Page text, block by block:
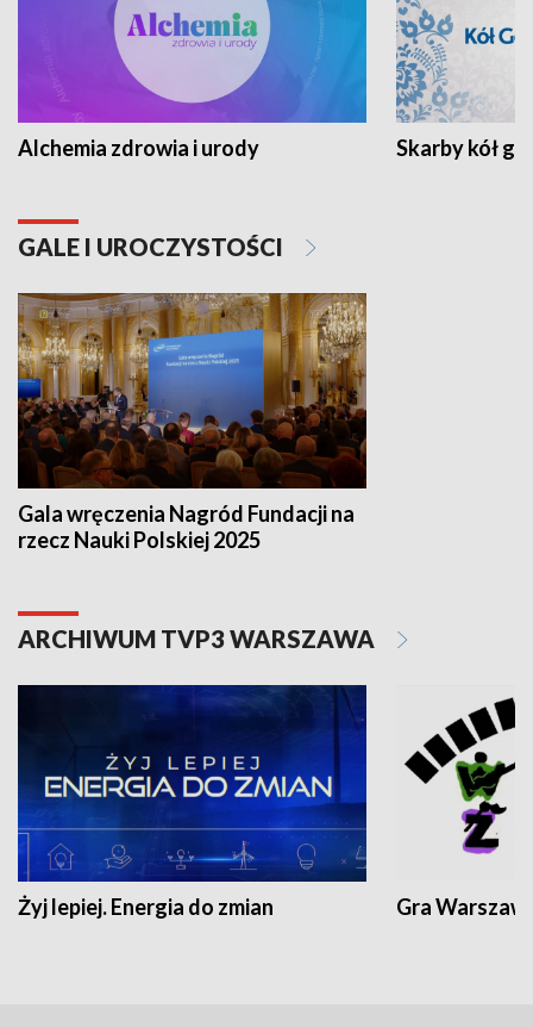
Alchemia zdrowia i urody Skarby kół
GALE I UROCZYSTOŚCI
Gala wręczenia Nagród Fundacji na
rzecz Nauki Polskiej 2025
ARCHIWUM TVP3 WARSZAWA
Żyj lepiej. Energia do zmian Gra